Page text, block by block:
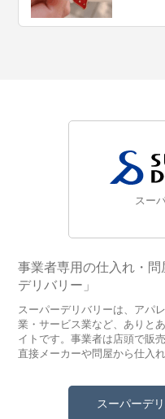
スー
事業者専用の仕入れ・
デリバリー」
スーパーデリバリーは、アパ
業・サービス業など、ありと
イトです。事業者は店頭で販
直接メーカーや問屋から仕入
スーパーデ